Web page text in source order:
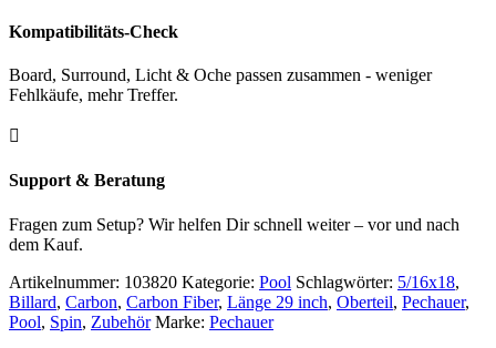
Kompatibilitäts-Check
Board, Surround, Licht & Oche passen zusammen - weniger
Fehlkäufe, mehr Treffer.

Support & Beratung
Fragen zum Setup? Wir helfen Dir schnell weiter – vor und nach
dem Kauf.
Artikelnummer: 103820 Kategorie: Pool Schlagwörter: 5/16x18,
Billard, Carbon, Carbon Fiber, Länge 29 inch, Oberteil, Pechauer,
Pool, Spin, Zubehör Marke: Pechauer